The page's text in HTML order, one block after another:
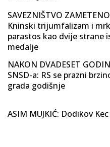
SAVEZNIŠTVO
Kninski trijumfalizam i
parastos kao dvije strane
medalje
NAKON DVADESET
SNSD-a: RS se prazni
grada godišnje
ASIM MUJKIĆ: Dodikov